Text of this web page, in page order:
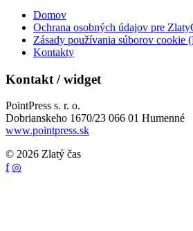
Domov
Ochrana osobných údajov pre
Zásady používania súborov cookie
Kontakty
Kontakt / widget
PointPress s. r. o.
Dobrianskeho 1670/23 066 01 Humenné
www.pointpress.sk
© 2026 Zlatý čas
f ◎